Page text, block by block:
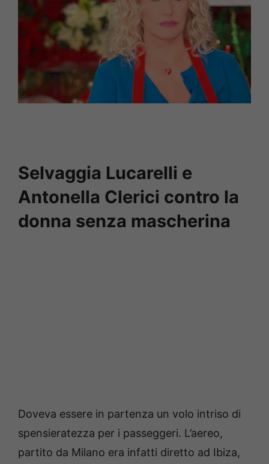
Selvaggia Lucarelli e
Antonella Clerici contro la
donna senza mascherina
Doveva essere in partenza un volo intriso di
spensieratezza per i passeggeri. L’aereo,
partito da Milano era infatti diretto ad Ibiza,